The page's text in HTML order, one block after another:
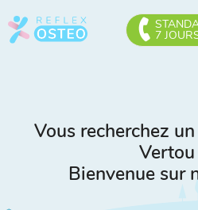
7
Vous recherchez
Vertou
Bienvenue sur